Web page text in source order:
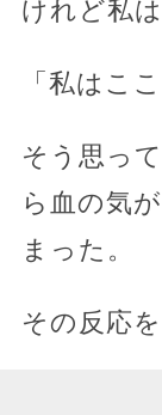
けれど私
「私はこ
そう思っ
ら血の気
まった。
その反応